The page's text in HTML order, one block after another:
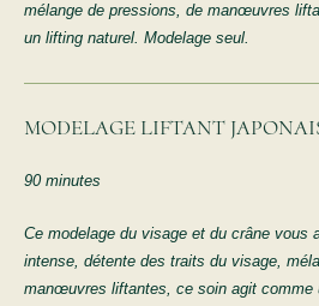
mélange de pressions, de manœuvres
un lifting naturel. Modelage seul.
MODELAGE LIFTANT
90 minutes
Ce modelage du visage et du crâne vous
intense, détente des traits du visage,
manœuvres liftantes, ce soin agit comme